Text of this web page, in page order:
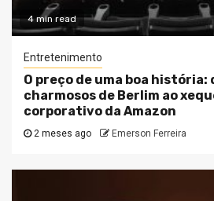
4 min read
Entretenimento
O preço de uma boa história:
charmosos de Berlim ao
corporativo da Amazon
2 meses ago Emerson Ferreira